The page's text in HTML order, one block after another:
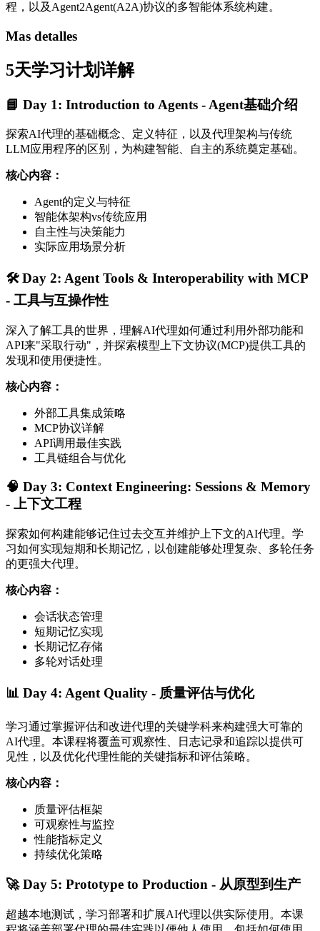
程，以及Agent2Agent(A2A)协议的多智能体系统构建。
Mas detalles
5天学习计划详解
📘 Day 1: Introduction to Agents - Agent基础介绍
探索AI代理的基础概念、定义特征，以及代理架构与传统
LLM应用程序的区别，为构建智能、自主的系统奠定基础。
核心内容：
Agent的定义与特征
智能体架构vs传统应用
自主性与决策能力
实际应用场景分析
🛠️ Day 2: Agent Tools & Interoperability with MCP
- 工具与互操作性
深入了解工具的世界，理解AI代理如何通过利用外部功能和
API来"采取行动"，并探索模型上下文协议(MCP)提供工具的
发现和使用便捷性。
核心内容：
外部工具集成策略
MCP协议详解
API调用最佳实践
工具链组合与优化
🧠 Day 3: Context Engineering: Sessions & Memory
- 上下文工程
探索如何构建能够记住过去交互并维护上下文的AI代理。学
习如何实现短期和长期记忆，以创建能够处理复杂、多轮任务
的更强大代理。
核心内容：
会话状态管理
短期记忆实现
长期记忆存储
多轮对话处理
📊 Day 4: Agent Quality - 质量评估与优化
学习通过掌握评估和改进代理的关键学科来构建强大可靠的
AI代理。本课程将覆盖可观察性、日志记录和追踪以提供可
见性，以及优化代理性能的关键指标和评估策略。
核心内容：
质量评估框架
可观察性与监控
性能指标定义
持续优化策略
🚀 Day 5: Prototype to Production - 从原型到生产
超越本地测试，学习部署和扩展AI代理以供实际使用。本课